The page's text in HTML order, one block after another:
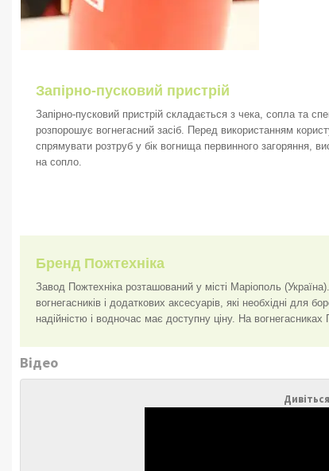
Запірно-пусковий пристрій
Запірно-пусковий пристрій складається з чека, сопла та
розпорошує вогнегасний засіб. Перед використанням
спрямувати розтруб у бік вогнища первинного загоряння,
на сопло.
Бренд Пожтехніка
Завод Пожтехніка розташований у місті Маріополь
вогнегасників і додаткових аксесуарів, які необхідні для
надійністю і водночас має доступну ціну. На
Відео